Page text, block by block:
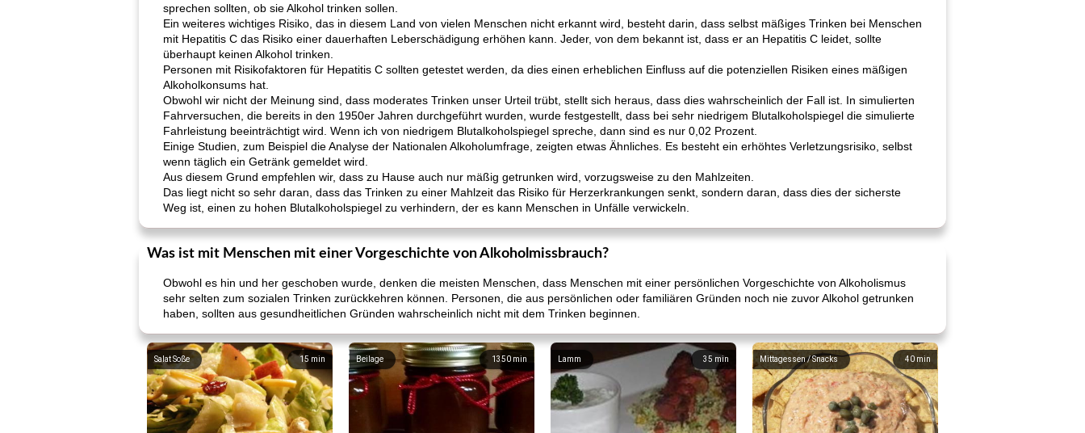
sprechen sollten, ob sie Alkohol trinken sollen.
Ein weiteres wichtiges Risiko, das in diesem Land von vielen Menschen nicht erkannt wird, besteht darin, dass selbst mäßiges Trinken bei Menschen
mit Hepatitis C das Risiko einer dauerhaften Leberschädigung erhöhen kann. Jeder, von dem bekannt ist, dass er an Hepatitis C leidet, sollte
überhaupt keinen Alkohol trinken.
Personen mit Risikofaktoren für Hepatitis C sollten getestet werden, da dies einen erheblichen Einfluss auf die potenziellen Risiken eines mäßigen
Alkoholkonsums hat.
Obwohl wir nicht der Meinung sind, dass moderates Trinken unser Urteil trübt, stellt sich heraus, dass dies wahrscheinlich der Fall ist. In simulierten
Fahrversuchen, die bereits in den 1950er Jahren durchgeführt wurden, wurde festgestellt, dass bei sehr niedrigem Blutalkoholspiegel die simulierte
Fahrleistung beeinträchtigt wird. Wenn ich von niedrigem Blutalkoholspiegel spreche, dann sind es nur 0,02 Prozent.
Einige Studien, zum Beispiel die Analyse der Nationalen Alkoholumfrage, zeigten etwas Ähnliches. Es besteht ein erhöhtes Verletzungsrisiko, selbst
wenn täglich ein Getränk gemeldet wird.
Aus diesem Grund empfehlen wir, dass zu Hause auch nur mäßig getrunken wird, vorzugsweise zu den Mahlzeiten.
Das liegt nicht so sehr daran, dass das Trinken zu einer Mahlzeit das Risiko für Herzerkrankungen senkt, sondern daran, dass dies der sicherste
Weg ist, einen zu hohen Blutalkoholspiegel zu verhindern, der es kann Menschen in Unfälle verwickeln.
Was ist mit Menschen mit einer Vorgeschichte von Alkoholmissbrauch?
Obwohl es hin und her geschoben wurde, denken die meisten Menschen, dass Menschen mit einer persönlichen Vorgeschichte von Alkoholismus
sehr selten zum sozialen Trinken zurückkehren können. Personen, die aus persönlichen oder familiären Gründen noch nie zuvor Alkohol getrunken
haben, sollten aus gesundheitlichen Gründen wahrscheinlich nicht mit dem Trinken beginnen.
15 min
Salat Soße 1350 min
Beilage 35 min
Lamm 40 min
Mittagessen / Snacks